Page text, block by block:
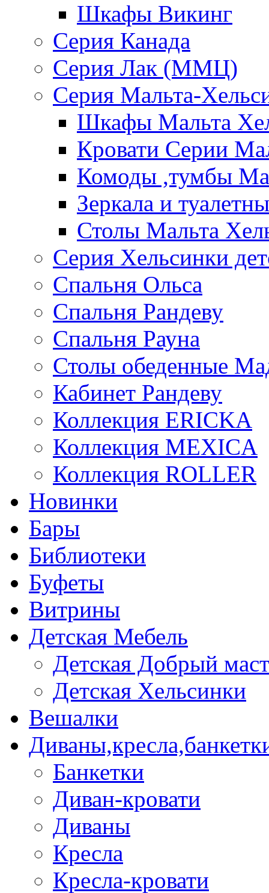
Шкафы Викинг
Серия Канада
Серия Лак (ММЦ)
Серия Мальта-
Шкафы Мальта
Кровати Серии
Комоды ,тумбы
Зеркала и
Столы Мальта
Серия Хельсинки
Спальня Ольса
Спальня Рандеву
Спальня Рауна
Столы обеденные
Кабинет Рандеву
Коллекция ERICKA
Коллекция MEXICA
Коллекция ROLLER
Новинки
Бары
Библиотеки
Буфеты
Витрины
Детская Мебель
Детская Добрый
Детская Хельсинки
Вешалки
Банкетки
Диван-кровати
Диваны
Кресла
Кресла-кровати